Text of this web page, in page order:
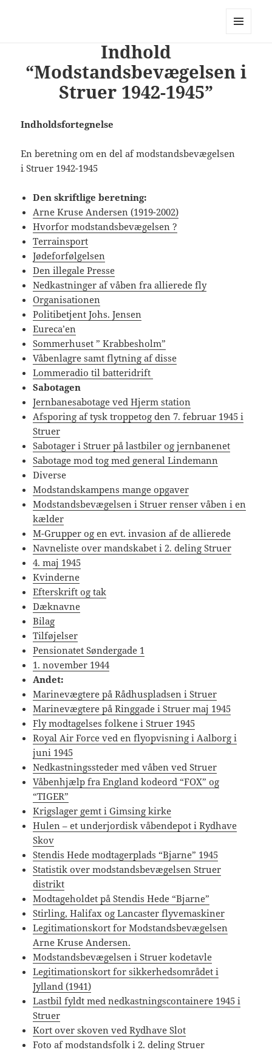
PhotoStory – en rejse i billeder og
Indhold
“Modstandsbevægelsen i
Struer 1942-1945”
Indholdsfortegnelse
En beretning om en del af modstandsbevægelsen
i Struer 1942-1945
Den skriftlige beretning:
Arne Kruse Andersen (1919-2002)
Hvorfor modstandsbevægelsen ?
Terrainsport
Jødeforfølgelsen
Den illegale Presse
Nedkastninger af våben fra allierede fly
Organisationen
Politibetjent Johs. Jensen
Eureca’en
Sommerhuset ” Krabbesholm”
Våbenlagre samt flytning af disse
Lommeradio til batteridrift
Sabotagen
Jernbanesabotage ved Hjerm station
Afsporing af tysk troppetog den 7. februar 1945 i
Struer
Sabotager i Struer på lastbiler og jernbanenet
Sabotage mod tog med general Lindemann
Diverse
Modstandskampens mange opgaver
Modstandsbevægelsen i Struer renser våben i en
kælder
M-Grupper og en evt. invasion af de allierede
Navneliste over mandskabet i 2. deling Struer
4. maj 1945
Kvinderne
Efterskrift og tak
Dæknavne
Bilag
Tilføjelser
Pensionatet Søndergade 1
1. november 1944
Andet:
Marinevægtere på Rådhuspladsen i Struer
Marinevægtere på Ringgade i Struer maj 1945
Fly modtagelses folkene i Struer 1945
Royal Air Force ved en flyopvisning i Aalborg i
juni 1945
Nedkastningssteder med våben ved Struer
Våbenhjælp fra England kodeord “FOX” og
“TIGER”
Krigslager gemt i Gimsing kirke
Hulen – et underjordisk våbendepot i Rydhave
Skov
Stendis Hede modtagerplads “Bjarne” 1945
Statistik over modstandsbevægelsen Struer
distrikt
Modtageholdet på Stendis Hede “Bjarne”
Stirling, Halifax og Lancaster flyvemaskiner
Legitimationskort for Modstandsbevægelsen
Arne Kruse Andersen.
Modstandsbevægelsen i Struer kodetavle
Legitimationskort for sikkerhedsområdet i
Jylland (1941)
Lastbil fyldt med nedkastningscontainere 1945 i
Struer
Kort over skoven ved Rydhave Slot
Foto af modstandsfolk i 2. deling Struer